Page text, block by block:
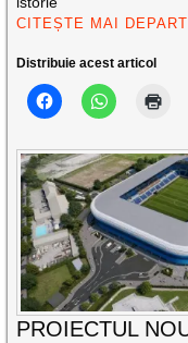
CITEȘTE MAI
Distribuie acest articol
PROIECTUL